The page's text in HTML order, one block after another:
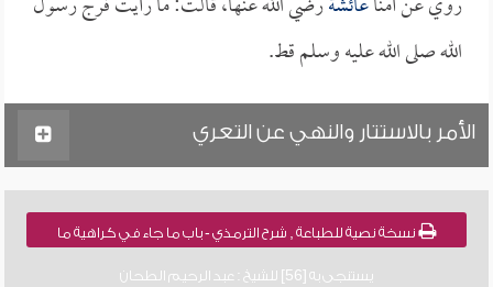
الله صلى الله عليه وسلم قط.
الأمر بالاستتار والنهي عن التعري
نسخة نصية للطباعة , شرح الترمذي - باب ما جاء في كراهية ما
يستنجى به [56] للشيخ : عبد الرحيم الطحان